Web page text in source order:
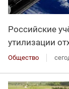
Российские
утилизации
Общество